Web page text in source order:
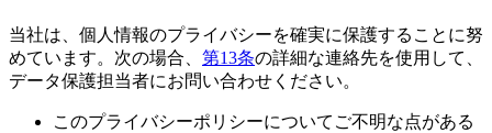
当社は、個人情報のプライバシーを確実に保護することに努
めています。次の場合、 第13条の詳細な連絡先を使用して、
データ保護担当者にお問い合わせください。
このプライバシーポリシーについてご不明な点がある